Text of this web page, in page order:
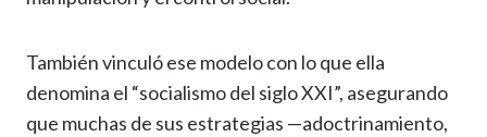
También vinculó ese modelo con lo que ella
denomina el “socialismo del siglo XXI”, asegurando
que muchas de sus estrategias —adoctrinamiento,